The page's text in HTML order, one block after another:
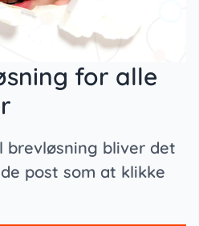
for alle
brevløsning bliver det
post som at klikke